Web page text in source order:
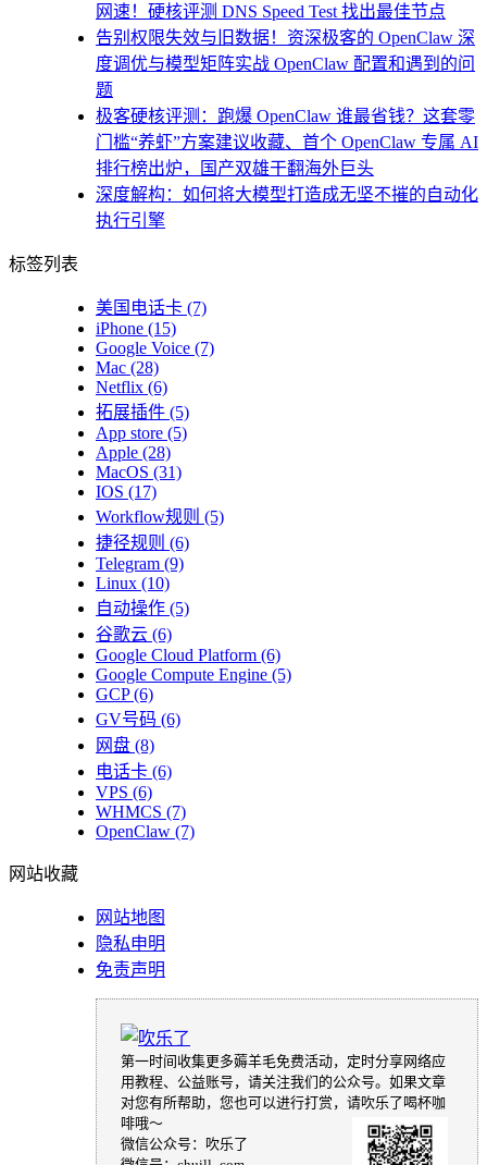
网速！硬核评测 DNS Speed Test 找出最佳节点
告别权限失效与旧数据！资深极客的 OpenClaw 深
度调优与模型矩阵实战 OpenClaw 配置和遇到的问
题
极客硬核评测：跑爆 OpenClaw 谁最省钱？这套零
门槛“养虾”方案建议收藏、首个 OpenClaw 专属 AI
排行榜出炉，国产双雄干翻海外巨头
深度解构：如何将大模型打造成无坚不摧的自动化
执行引擎
标签列表
美国电话卡 (7)
iPhone (15)
Google Voice (7)
Mac (28)
Netflix (6)
拓展插件 (5)
App store (5)
Apple (28)
MacOS (31)
IOS (17)
Workflow规则 (5)
捷径规则 (6)
Telegram (9)
Linux (10)
自动操作 (5)
谷歌云 (6)
Google Cloud Platform (6)
Google Compute Engine (5)
GCP(6)
GV号码 (6)
网盘 (8)
电话卡 (6)
VPS (6)
WHMCS (7)
OpenClaw (7)
网站收藏
网站地图
隐私申明
免责声明
第一时间收集更多薅羊毛免费活动，定时分享网络应
用教程、公益账号，请关注我们的公众号。如果文章
对您有所帮助，您也可以进行打赏，请吹乐了喝杯咖
啡哦～
微信公众号：吹乐了